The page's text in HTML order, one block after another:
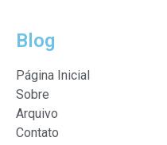
Blog
Página Inicial
Sobre
Arquivo
Contato